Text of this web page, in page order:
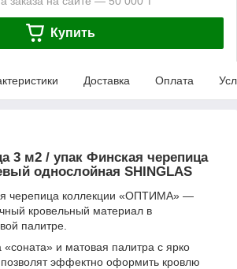
Купить
Доставка Оплата
3 м2 / упак Финская черепица
однослойная SHINGLAS
черепица коллекции «ОПТИМА» —
кровельный материал в
палитре.
и матовая палитра с ярко
эффектно оформить кровлю